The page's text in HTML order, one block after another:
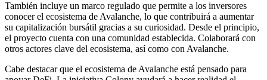
También incluye un marco regulado que permite a los inversores
conocer el ecosistema de Avalanche, lo que contribuirá a aumentar
su capitalización bursátil gracias a su curiosidad. Desde el principio,
el proyecto cuenta con una comunidad establecida. Colaborará con
otros actores clave del ecosistema, así como con Avalanche.
Cabe destacar que el ecosistema de Avalanche está pensado para